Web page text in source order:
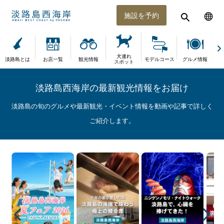
施設を予約
淡路島とは お店一覧 観光情報
犬連れ
スポット
モデルコース グルメ情報
淡路島西海岸の最新観光情報をお届け
淡路島の旬のグルメや最新観光・イベント情報を動画や記事で詳しく
ご紹介します。